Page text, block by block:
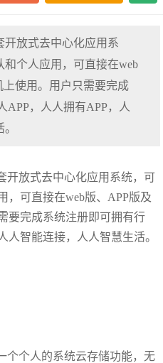
开放式去中心化应用系
个人应用，可直接在web
使用。用户只需要完成
APP，人人拥有APP，人
开放式去中心化应用系统，可
，可直接在web版、APP版及
要完成系统注册即可拥有行
人智能连接，人人智慧生活。
个个人的系统云存储功能，无